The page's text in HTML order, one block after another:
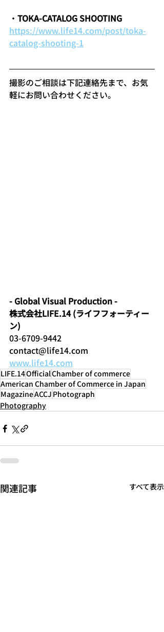
・ TOKA-CATALOG SHOOTING
https://www.life14.com/post/toka-
catalog-shooting-1
撮影のご相談は下記連絡先まで、お気
軽にお問い合わせください。
- Global Visual Production -
株式会社LIFE.14 (ライフフォーティー
ン)
03-6709-9442
contact@life14.com
www.life14.com
LIFE.14OfficialChamber of commerce
American Chamber of Commerce in Japan
MagazineACCJ Photograph
Photography
関連記事 すべて表示